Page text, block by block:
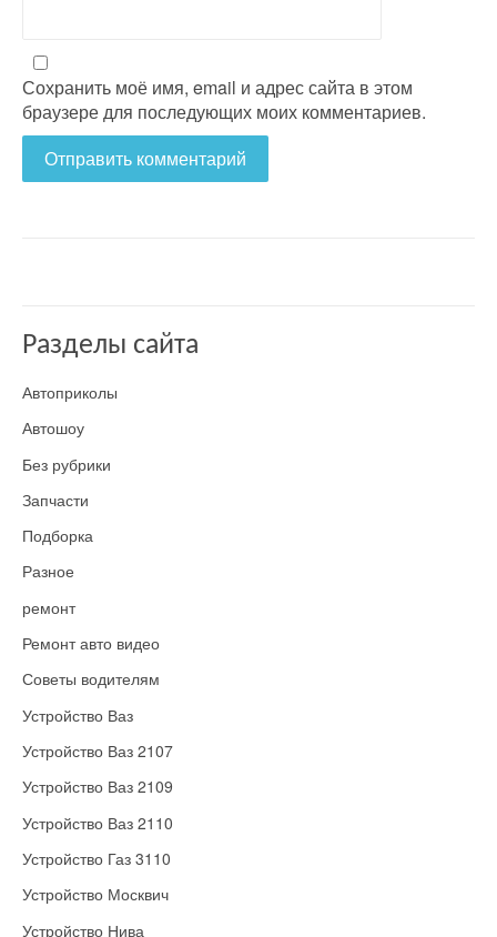
Сохранить моё имя, email и адрес сайта в этом
браузере для последующих моих комментариев.
Разделы сайта
Автоприколы
Автошоу
Без рубрики
Запчасти
Подборка
Разное
ремонт
Ремонт авто видео
Советы водителям
Устройство Ваз
Устройство Ваз 2107
Устройство Ваз 2109
Устройство Ваз 2110
Устройство Газ 3110
Устройство Москвич
Устройство Нива